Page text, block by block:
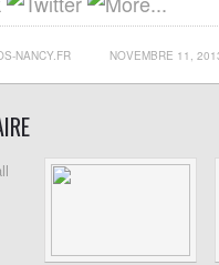
NANCY.FR NOVEMBRE 11,